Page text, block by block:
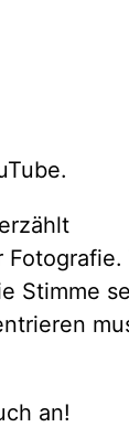
Fotografie.
Stimme
an!